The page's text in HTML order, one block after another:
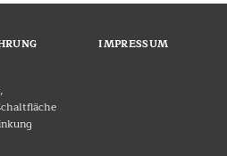
IMPRESSUM